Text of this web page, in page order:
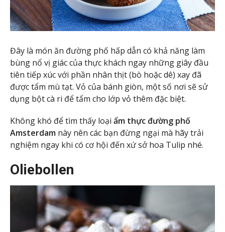
Đây là món ăn đường phố hấp dẫn có khả năng làm
bùng nổ vị giác của thực khách ngay những giây đầu
tiên tiếp xúc với phần nhân thịt (bò hoặc dê) xay đã
được tẩm mù tạt. Vỏ của bánh giòn, một số nơi sẽ sử
dụng bột cà ri để tẩm cho lớp vỏ thêm đặc biệt.
Không khó để tìm thấy loại ẩm thực đường phố
Amsterdam này nên các bạn đừng ngại mà hãy trải
nghiệm ngay khi có cơ hội đến xứ sở hoa Tulip nhé.
Oliebollen